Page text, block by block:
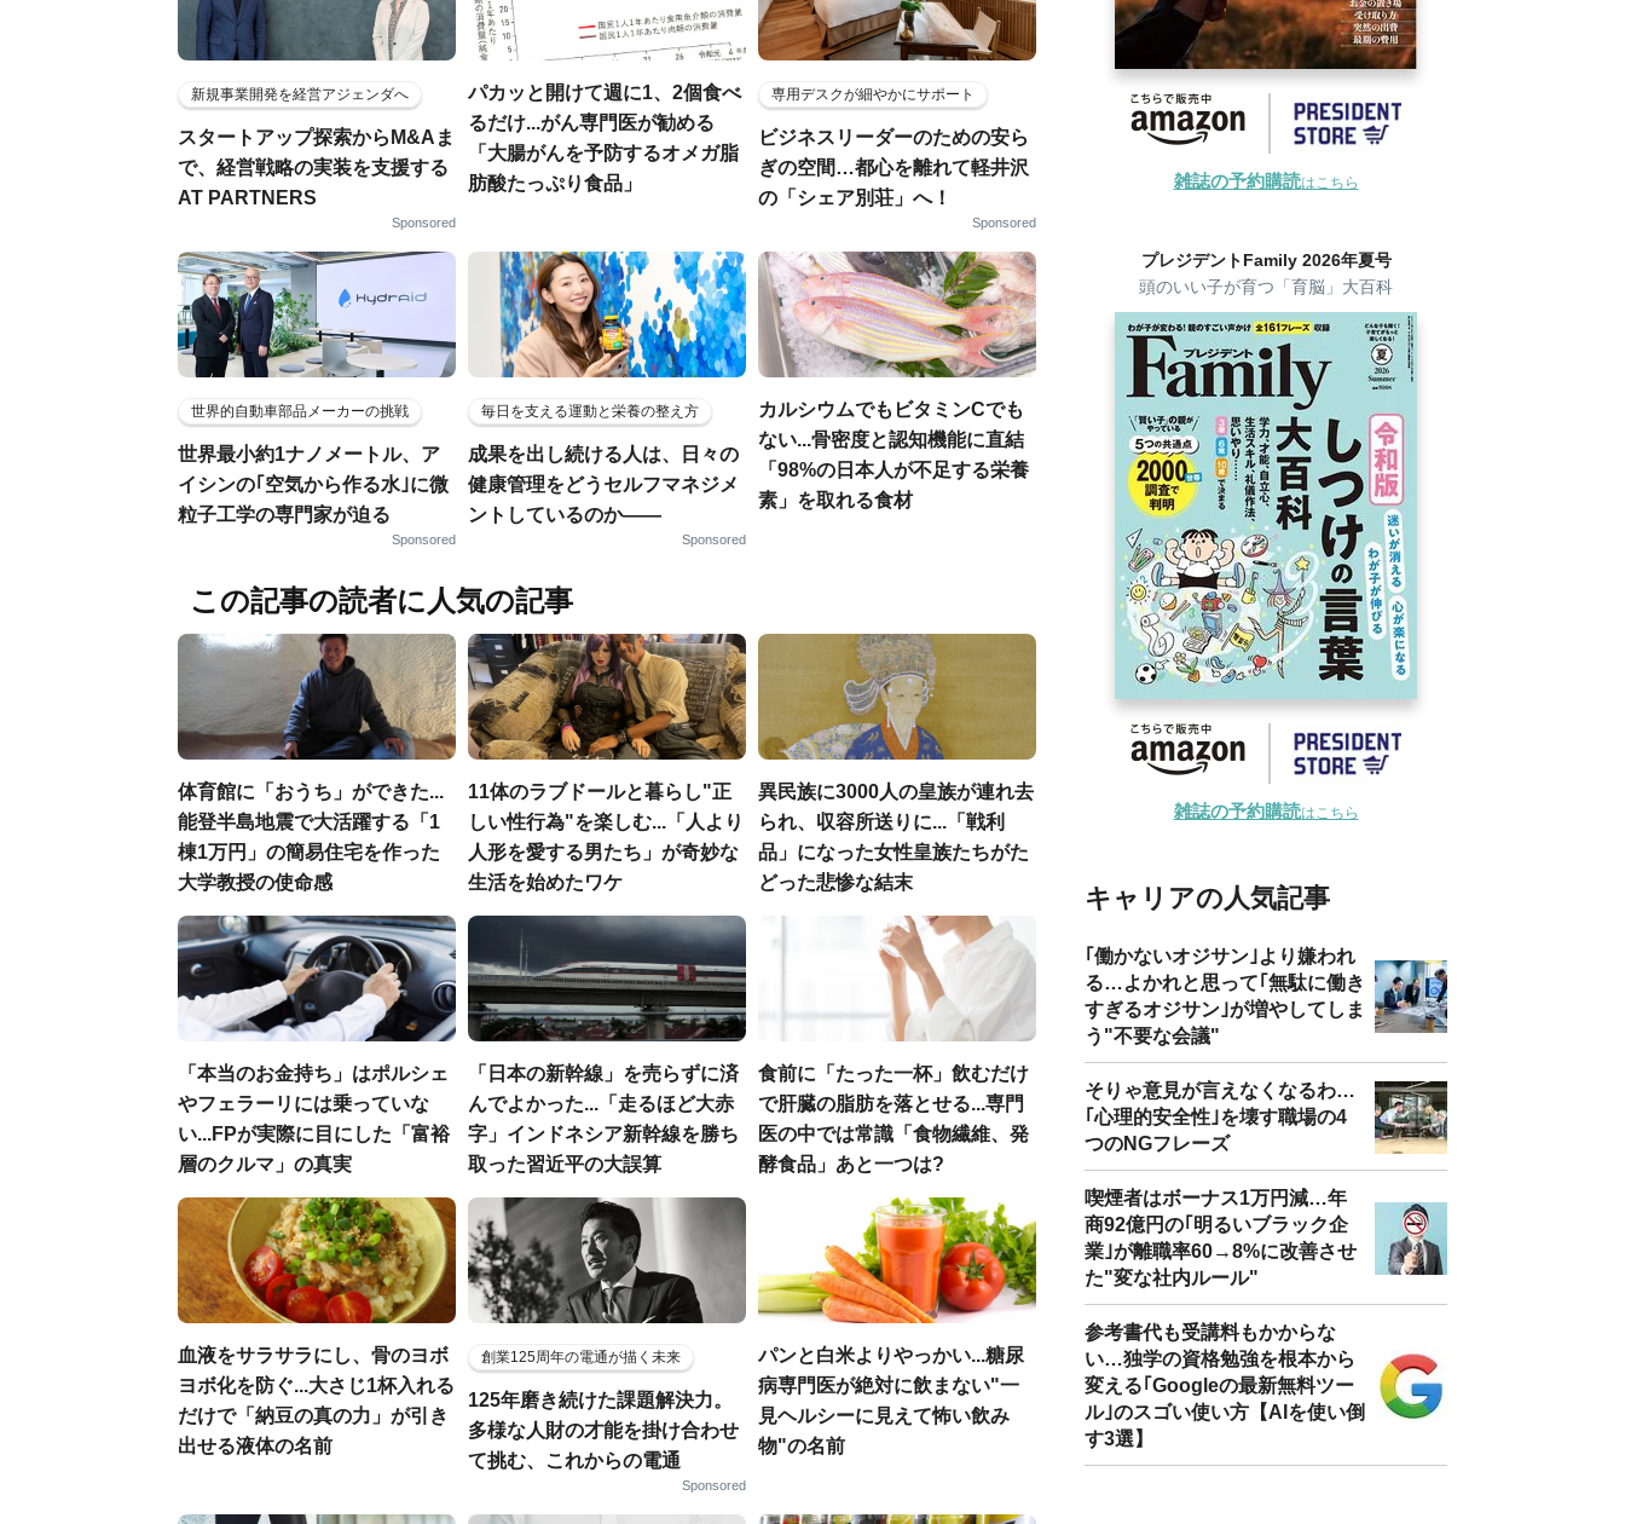
新規事業開発を経営アジェンダへ
スタートアップ探索からM&Aま
で、経営戦略の実装を支援する
AT PARTNERS
Sponsored
パカッと開けて週に1、2個食べ
るだけ...がん専門医が勧める
「大腸がんを予防するオメガ脂
肪酸たっぷり食品」
専用デスクが細やかにサポート
ビジネスリーダーのための安ら
ぎの空間…都心を離れて軽井沢
の「シェア別荘」へ！
Sponsored
世界的自動車部品メーカーの挑戦
世界最小約1ナノメートル、ア
イシンの｢空気から作る水｣に微
粒子工学の専門家が迫る
Sponsored
毎日を支える運動と栄養の整え方
成果を出し続ける人は、日々の
健康管理をどうセルフマネジメ
ントしているのか——
Sponsored
カルシウムでもビタミンCでも
ない...骨密度と認知機能に直結
「98%の日本人が不足する栄養
素」を取れる食材
この記事の読者に人気の記事
体育館に「おうち」ができた...
能登半島地震で大活躍する「1
棟1万円」の簡易住宅を作った
大学教授の使命感
11体のラブドールと暮らし"正
しい性行為"を楽しむ...「人より
人形を愛する男たち」が奇妙な
生活を始めたワケ
異民族に3000人の皇族が連れ去
られ、収容所送りに...「戦利
品」になった女性皇族たちがた
どった悲惨な結末
「本当のお金持ち」はポルシェ
やフェラーリには乗っていな
い...FPが実際に目にした「富裕
層のクルマ」の真実
「日本の新幹線」を売らずに済
んでよかった...「走るほど大赤
字」インドネシア新幹線を勝ち
取った習近平の大誤算
食前に「たった一杯」飲むだけ
で肝臓の脂肪を落とせる...専門
医の中では常識「食物繊維、発
酵食品」あと一つは?
血液をサラサラにし、骨のヨボ
ヨボ化を防ぐ...大さじ1杯入れる
だけで「納豆の真の力」が引き
出せる液体の名前
創業125周年の電通が描く未来
125年磨き続けた課題解決力。
多様な人財の才能を掛け合わせ
て挑む、これからの電通
Sponsored
パンと白米よりやっかい...糖尿
病専門医が絶対に飲まない"一
見ヘルシーに見えて怖い飲み
物"の名前
雑誌の予約購読はこちら
プレジデントFamily 2026年夏号
頭のいい子が育つ「育脳」大百科
雑誌の予約購読はこちら
キャリアの人気記事
｢働かないオジサン｣より嫌われ
る…よかれと思って｢無駄に働き
すぎるオジサン｣が増やしてしま
う"不要な会議"
そりゃ意見が言えなくなるわ…
｢心理的安全性｣を壊す職場の4
つのNGフレーズ
喫煙者はボーナス1万円減…年
商92億円の｢明るいブラック企
業｣が離職率60→8%に改善させ
た"変な社内ルール"
参考書代も受講料もかからな
い…独学の資格勉強を根本から
変える｢Googleの最新無料ツー
ル｣のスゴい使い方【AIを使い倒
す3選】